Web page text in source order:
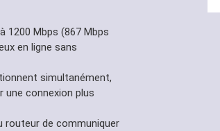
1200 Mbps (867 Mbps
en ligne sans
simultanément,
connexion plus
routeur de communiquer